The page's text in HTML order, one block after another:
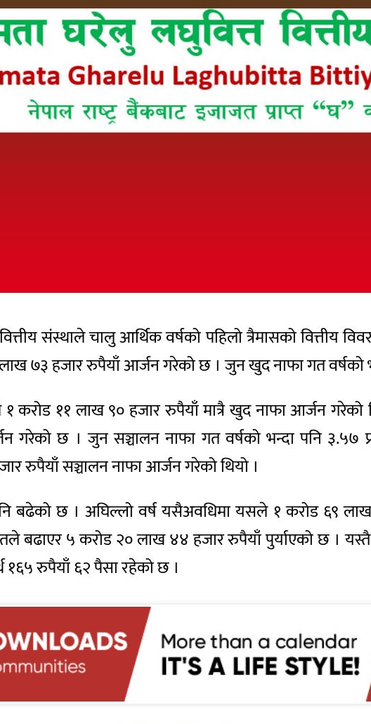
संस्थाले चालु आर्थिक वर्षको पहिलो त्रैमासको वित्तीय
७३ हजार रुपैयाँ आर्जन गरेको छ । जुन खुद नाफा गत वर्षको
१ करोड ११ लाख ९० हजार रुपैयाँ मात्रै खुद नाफा आर्जन गरेको
गरेको छ । जुन सञ्चालन नाफा गत वर्षको भन्दा पनि ३.५७
रुपैयाँ सञ्चालन नाफा आर्जन गरेको थियो ।
बढेको छ । अघिल्लो वर्ष यसैअवधिमा यसले १ करोड ६९
बढाएर ५ करोड २० लाख ४४ हजार रुपैयाँ पुर्याएको छ ।
१६५ रुपैयाँ ६२ पैसा रहेको छ ।